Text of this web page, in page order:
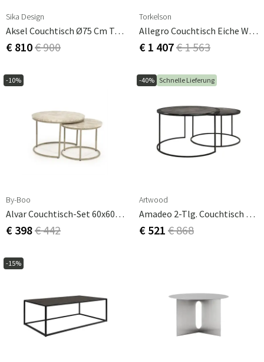
Sika Design
Aksel Couchtisch Ø75 Cm Teakholz
€ 810€ 900
Torkelson
Allegro Couchtisch Eiche Weiß Geölt Und Furniert
€ 1 407€ 1 563
-10%
By-Boo
Alvar Couchtisch-Set 60x60x41 Cm / 45x45x35 Cm
€ 398€ 442
-40% Schnelle Lieferung
Artwood
Amadeo 2-Tlg. Couchtisch Schwarz
€ 521 € 868
-15%